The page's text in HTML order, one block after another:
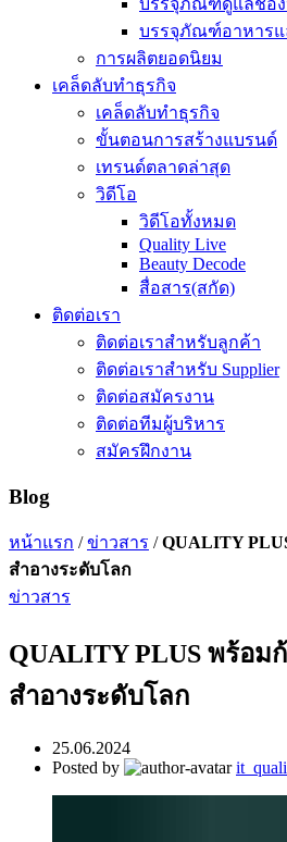
บรรจุภัณฑ์ดูแลช่อง
บรรจุภัณฑ์อาหารแ
การผลิตยอดนิยม
เคล็ดลับทำธุรกิจ
เคล็ดลับทำธุรกิจ
ขั้นตอนการสร้างแบรนด์
เทรนด์ตลาดล่าสุด
วิดีโอ
วิดีโอทั้งหมด
Quality Live
Beauty Decode
สื่อสาร(สกัด)
ติดต่อเรา
ติดต่อเราสำหรับลูกค้า
ติดต่อเราสำหรับ Supplier
ติดต่อสมัครงาน
ติดต่อทีมผู้บริหาร
สมัครฝึกงาน
Blog
หน้าแรก /ข่าวสาร /QUALITY
สำอางระดับโลก
ข่าวสาร
QUALITY PLUS พร้อม
สำอางระดับโลก
25.06.2024
Posted by